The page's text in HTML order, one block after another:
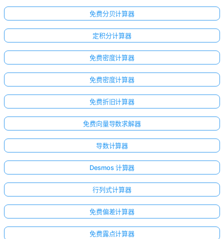
免费分贝计算器
定积分计算器
免费密度计算器
免费密度计算器
免费折旧计算器
免费向量导数求解器
导数计算器
Desmos 计算器
行列式计算器
免费偏差计算器
免费露点计算器